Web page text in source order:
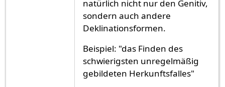
natürlich nicht nur den Genitiv,
sondern auch andere
Deklinationsformen.
Beispiel: "das Finden des
schwierigsten unregelmäßig
gebildeten Herkunftsfalles"